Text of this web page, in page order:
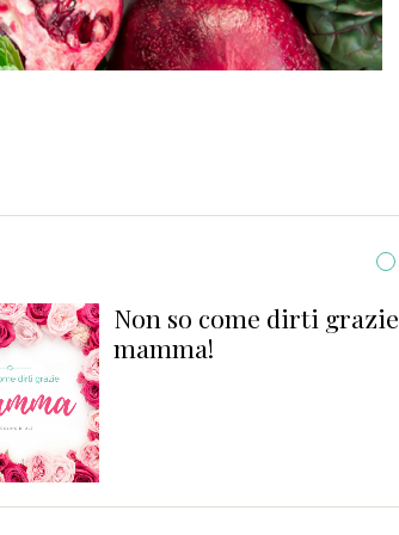
Non so come dirti grazie
mamma!